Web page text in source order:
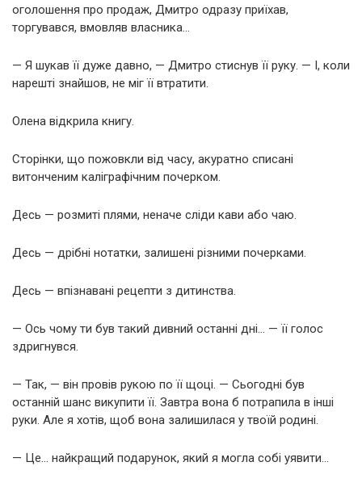
оголошення про продаж, Дмитро одразу приїхав,
торгувався, вмовляв власника…
— Я шукав її дуже давно, — Дмитро стиснув її руку. — І, коли
нарешті знайшов, не міг її втратити.
Олена відкрила книгу.
Сторінки, що пожовкли від часу, акуратно списані
витонченим каліграфічним почерком.
Десь — розмиті плями, неначе сліди кави або чаю.
Десь — дрібні нотатки, залишені різними почерками.
Десь — впізнавані рецепти з дитинства.
— Ось чому ти був такий дивний останні дні… — її голос
здригнувся.
— Так, — він провів рукою по її щоці. — Сьогодні був
останній шанс викупити її. Завтра вона б потрапила в інші
руки. Але я хотів, щоб вона залишилася у твоїй родині.
— Це… найкращий подарунок, який я могла собі уявити…